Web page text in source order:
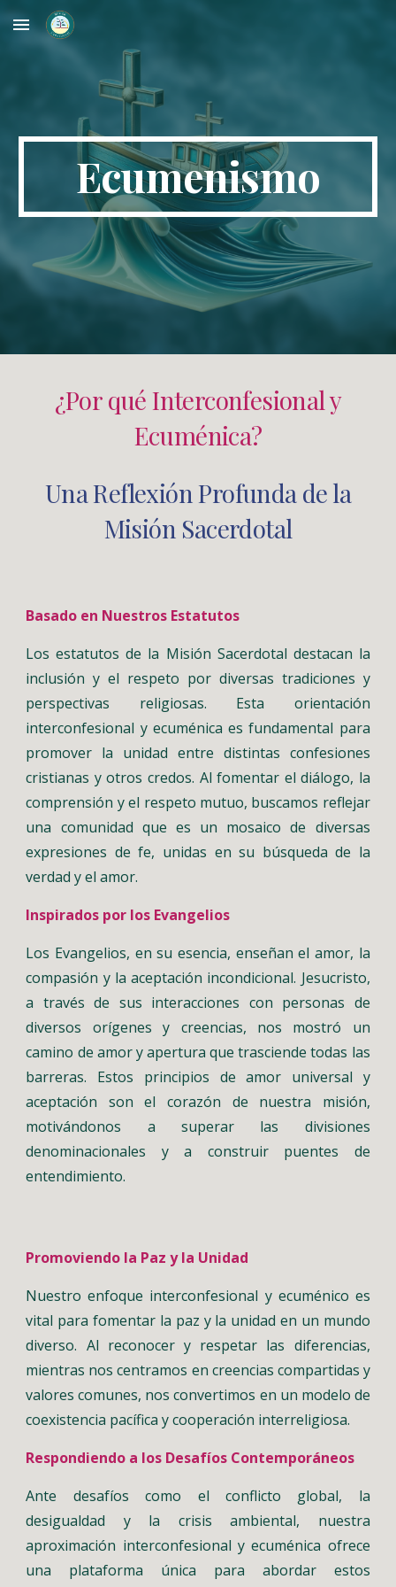
Skip to main content
Ecumenismo
¿Por qué Interconfesional y
Ecuménica?
Una Reflexión Profunda de la
Misión Sacerdotal
Basado en Nuestros Estatutos
Los estatutos de la Misión Sacerdotal destacan la
inclusión y el respeto por diversas tradiciones y
perspectivas religiosas. Esta orientación
interconfesional y ecuménica es fundamental para
promover la unidad entre distintas confesiones
cristianas y otros credos. Al fomentar el diálogo, la
comprensión y el respeto mutuo, buscamos reflejar
una comunidad que es un mosaico de diversas
expresiones de fe, unidas en su búsqueda de la
verdad y el amor.
Inspirados por los Evangelios
Los Evangelios, en su esencia, enseñan el amor, la
compasión y la aceptación incondicional. Jesucristo,
a través de sus interacciones con personas de
diversos orígenes y creencias, nos mostró un
camino de amor y apertura que trasciende todas las
barreras. Estos principios de amor universal y
aceptación son el corazón de nuestra misión,
motivándonos a superar las divisiones
denominacionales y a construir puentes de
entendimiento.
Promoviendo la Paz y la Unidad
Nuestro enfoque interconfesional y ecuménico es
vital para fomentar la paz y la unidad en un mundo
diverso. Al reconocer y respetar las diferencias,
mientras nos centramos en creencias compartidas y
valores comunes, nos convertimos en un modelo de
coexistencia pacífica y cooperación interreligiosa.
Respondiendo a los Desafíos Contemporáneos
Ante desafíos como el conflicto global, la
desigualdad y la crisis ambiental, nuestra
aproximación interconfesional y ecuménica ofrece
una plataforma única para abordar estos